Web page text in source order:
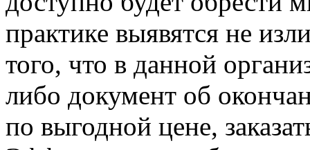
практике выявятся не
того, что в данной
либо документ об
по выгодной цене,